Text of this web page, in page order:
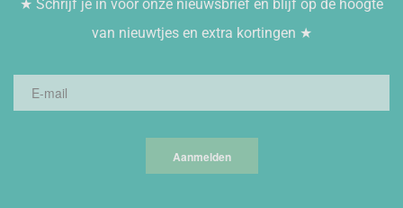
★ Schrijf je in voor onze nieuwsbrief en blijf op de hoogte
van nieuwtjes en extra kortingen ★
Aanmelden